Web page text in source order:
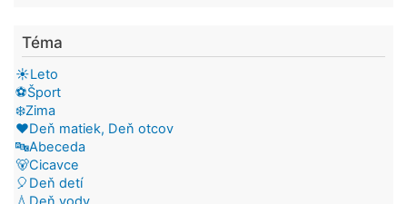
Téma
☀️Leto
⚽Šport
❄️Zima
❤️Deň matiek, Deň otcov
🔤Abeceda
🐻Cicavce
🎈Deň detí